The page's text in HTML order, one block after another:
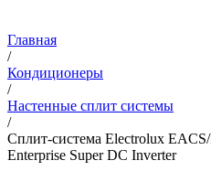
Главная
/
Кондиционеры
/
Настенные сплит системы
/
Сплит-система Electrolux
Enterprise Super DC Inverter